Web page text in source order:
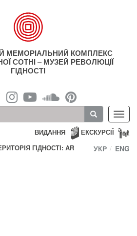
МЕМОРІАЛЬНИЙ КОМПЛЕКС
СОТНІ – МУЗЕЙ РЕВОЛЮЦІЇ
ГІДНОСТІ
ЕКСКУРСІЇ
ВИДАННЯ
ГІДНОСТІ: AR
УКР ENG